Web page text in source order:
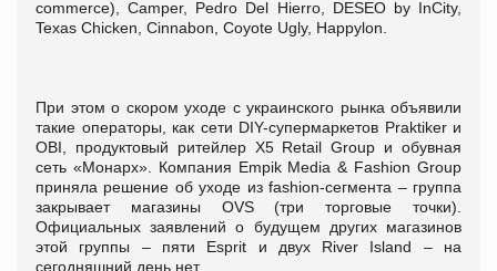
commerce), Camper, Pedro Del Hierro, DESEO by InCity,
Texas Chicken, Cinnabon, Coyote Ugly, Happylon.
При этом о скором уходе с украинского рынка объявили
такие операторы, как сети DIY-супермаркетов Praktiker и
OBI, продуктовый ритейлер X5 Retail Group и обувная
сеть «Монарх». Компания Empik Media & Fashion Group
приняла решение об уходе из fashion-сегмента – группа
закрывает магазины OVS (три торговые точки).
Официальных заявлений о будущем других магазинов
этой группы – пяти Esprit и двух River Island – на
сегодняшний день нет.